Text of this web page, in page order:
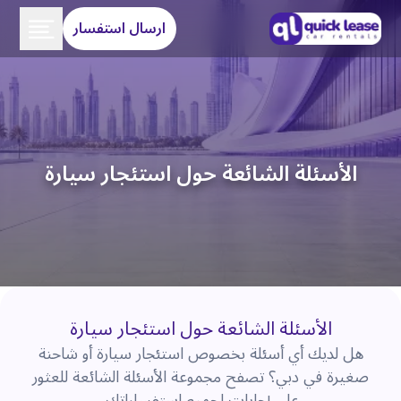
ارسال استفسار
الأسئلة الشائعة حول استئجار سيارة
الأسئلة الشائعة حول استئجار سيارة
هل لديك أي أسئلة بخصوص استئجار سيارة أو شاحنة
صغيرة في دبي؟ تصفح مجموعة الأسئلة الشائعة للعثور